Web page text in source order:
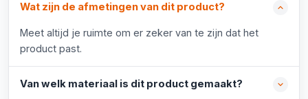
Wat zijn de afmetingen van dit product?
Meet altijd je ruimte om er zeker van te zijn dat het
product past.
Van welk materiaal is dit product gemaakt?